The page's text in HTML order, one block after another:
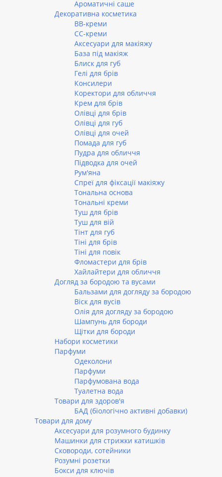
Ароматичні саше
Декоративна косметика
BB-креми
CC-креми
Аксесуари для макіяжу
База під макіяж
Блиск для губ
Гелі для брів
Консилери
Коректори для обличчя
Крем для брів
Олівці для брів
Олівці для губ
Олівці для очей
Помада для губ
Пудра для обличчя
Підводка для очей
Рум'яна
Спреї для фіксації макіяжу
Тональна основа
Тональні креми
Туш для брів
Туш для вій
Тінт для губ
Тіні для брів
Тіні для повік
Фломастери для брів
Хайлайтери для обличчя
Догляд за бородою та вусами
Бальзами для догляду за бородою
Віск для вусів
Олія для догляду за бородою
Шампунь для бороди
Щітки для бороди
Набори косметики
Парфуми
Одеколони
Парфуми
Парфумована вода
Туалетна вода
Товари для здоров'я
БАД (біологічно активні добавки)
Товари для дому
Аксесуари для розумного будинку
Машинки для стрижки катишків
Сковороди, сотейники
Розумні розетки
Бокси для ключів